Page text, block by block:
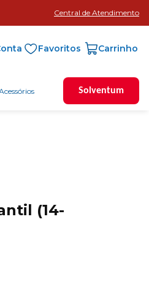
Central de Atendimento
Favoritos
Solventum
(14-